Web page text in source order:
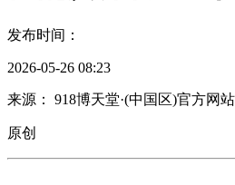
发布时间：
2026-05-26 08:23
来源： 918博天堂·(中国区)官方网站
原创